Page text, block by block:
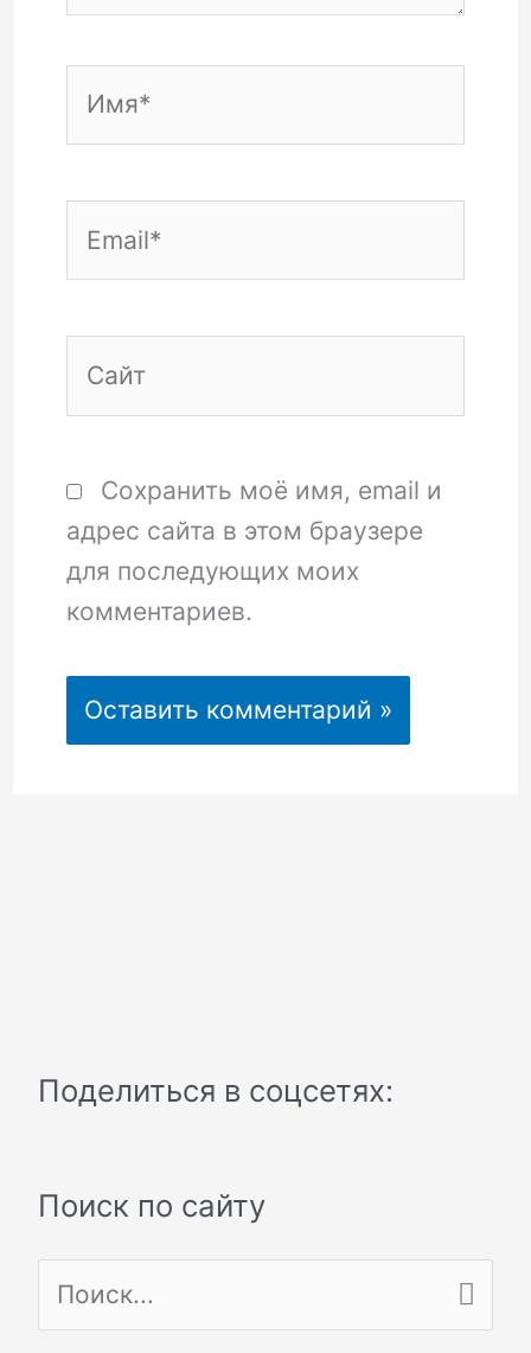
Сохранить моё имя, email и
адрес сайта в этом браузере
для последующих моих
комментариев.
Поделиться в соцсетях:
Поиск по сайту